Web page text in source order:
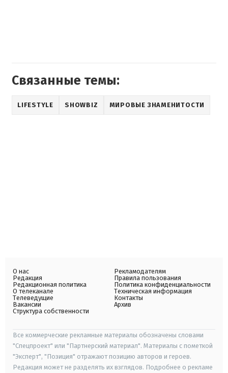
Связанные темы:
LIFESTYLE SHOWBIZ МИРОВЫЕ ЗНАМЕНИТОСТИ
О нас
Редакция
Редакционная политика
О телеканале
Телеведущие
Вакансии
Структура собственности
Рекламодателям
Правила пользования
Политика конфиденциальности
Техническая информация
Контакты
Архив
Все коммерческие рекламные материалы обозначены словами
"Спецпроект" или "Партнерский материал". Материалы с пометкой
"Эксперт", "Позиция" отражают позицию авторов и героев.
Редакция может не разделять их взглядов. Подробнее о рекламе